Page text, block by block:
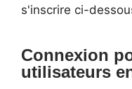
s'inscrire ci-
Connexion
utilisateurs